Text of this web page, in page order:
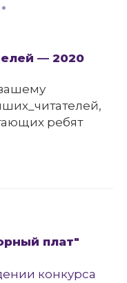
— 2020
ребят
плат"
конкурса